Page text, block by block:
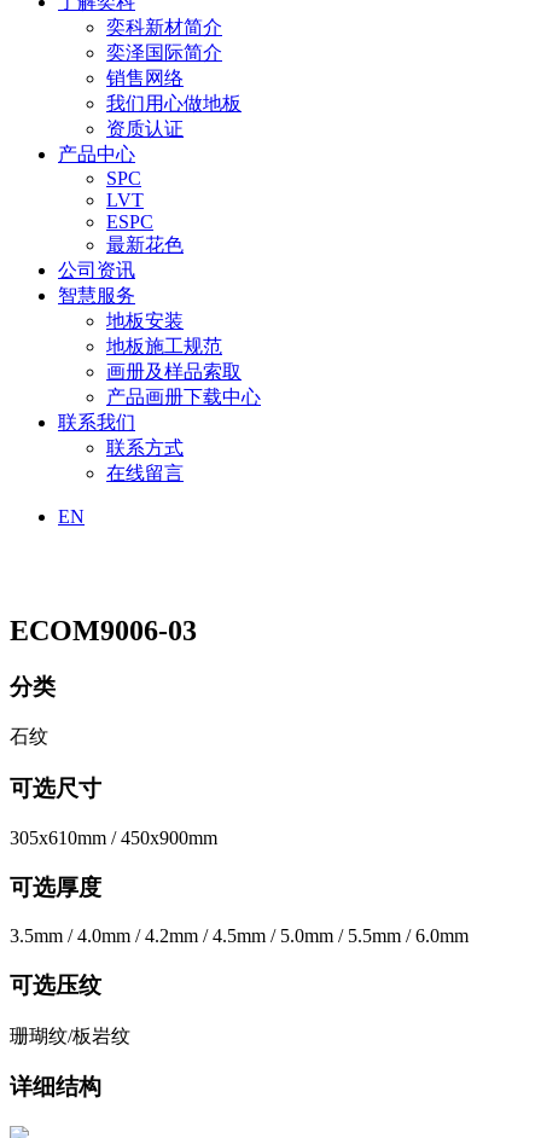
奕科新材简介
奕泽国际简介
销售网络
我们用心做地板
资质认证
产品中心
SPC
LVT
ESPC
最新花色
公司资讯
智慧服务
地板安装
地板施工规范
画册及样品索取
产品画册下载中心
联系我们
联系方式
在线留言
EN
ECOM9006-03
分类
石纹
可选尺寸
305x610mm / 450x900mm
可选厚度
3.5mm / 4.0mm / 4.2mm / 4.5mm / 5.0mm / 5.5mm / 6.0mm
可选压纹
珊瑚纹/板岩纹
详细结构